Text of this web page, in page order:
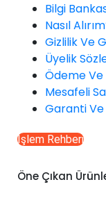
Bilgi
Nasıl
Gizlilik Ve
Üyelik
Ödeme
Mesafeli
Garanti Ve
İşlem Rehberi
Öne Çıkan